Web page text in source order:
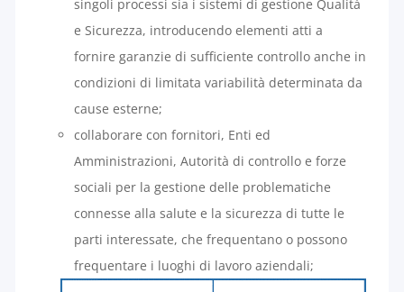
singoli processi sia i sistemi di gestione Qualità
e Sicurezza, introducendo elementi atti a
fornire garanzie di sufficiente controllo anche in
condizioni di limitata variabilità determinata da
cause esterne;
collaborare con fornitori, Enti ed
Amministrazioni, Autorità di controllo e forze
sociali per la gestione delle problematiche
connesse alla salute e la sicurezza di tutte le
parti interessate, che frequentano o possono
frequentare i luoghi di lavoro aziendali;